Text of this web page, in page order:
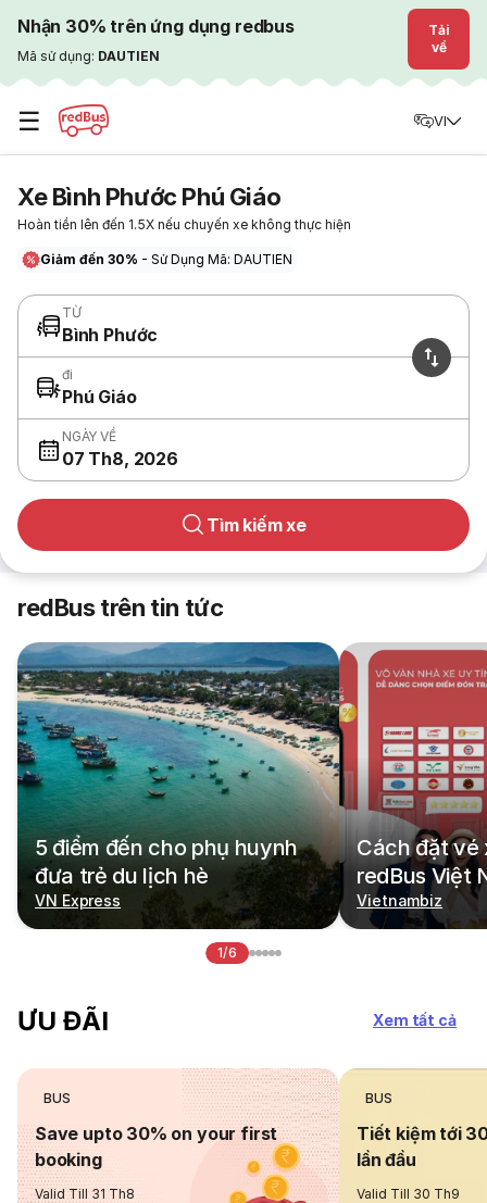
Nhận 30% trên ứng dụng redbus
Mã sử dụng: DAUTIEN
Tải
về
☰ VI
Xe Bình Phước Phú Giáo
Hoàn tiền lên đến 1.5X nếu chuyến xe không thực hiện
Giảm đến 30% - Sử Dụng Mã: DAUTIEN
TỪ
Bình Phước
đi
Phú Giáo
NGÀY VỀ
07 Th8, 2026
Tìm kiếm xe
redBus trên tin tức
5 điểm đến cho phụ huynh
đưa trẻ du lịch hè
VN Express
Cách đặt vé
redBus Việt
Vietnambiz
1/6
ƯU ĐÃI Xem tất cả
BUS
Save upto 30% on your first
booking
Valid Till 31 Th8
BUS
Tiết kiệm tới
lần đầu
Valid Till 30 Th9